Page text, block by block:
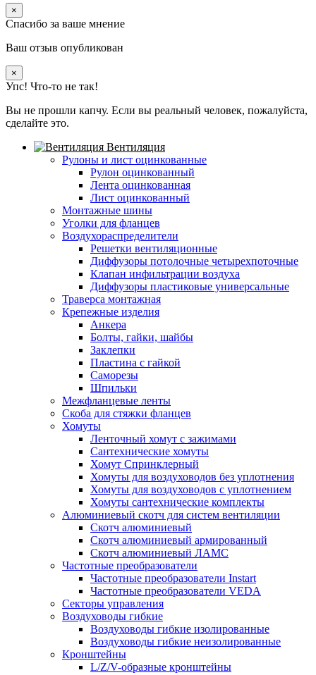
×
Спасибо за ваше мнение
Ваш отзыв опубликован
×
Упс! Что-то не так!
Вы не прошли капчу. Если вы реальный человек, пожалуйста,
сделайте это.
Вентиляция
Рулоны и лист оцинкованные
Рулон оцинкованный
Лента оцинкованная
Лист оцинкованный
Монтажные шины
Уголки для фланцев
Воздухораспределители
Решетки вентиляционные
Диффузоры потолочные четырехпоточные
Клапан инфильтрации воздуха
Диффузоры пластиковые универсальные
Траверса монтажная
Крепежные изделия
Анкера
Болты, гайки, шайбы
Заклепки
Пластина с гайкой
Саморезы
Шпильки
Межфланцевые ленты
Скоба для стяжки фланцев
Хомуты
Ленточный хомут с зажимами
Сантехнические хомуты
Хомут Спринклерный
Хомуты для воздуховодов без уплотнения
Хомуты для воздуховодов с уплотнением
Хомуты сантехнические комплекты
Алюминиевый скотч для систем вентиляции
Скотч алюминиевый
Скотч алюминиевый армированный
Скотч алюминиевый ЛАМС
Частотные преобразователи
Частотные преобразователи Instart
Частотные преобразователи VEDA
Секторы управления
Воздуховоды гибкие
Воздуховоды гибкие изолированные
Воздуховоды гибкие неизолированные
Кронштейны
L/Z/V-образные кронштейны